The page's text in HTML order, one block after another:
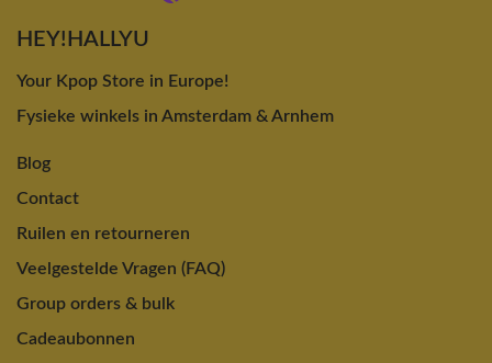
HEY!HALLYU
Your Kpop Store in Europe!
Fysieke winkels in Amsterdam & Arnhem
Blog
Contact
Ruilen en retourneren
Veelgestelde Vragen (FAQ)
Group orders & bulk
Cadeaubonnen